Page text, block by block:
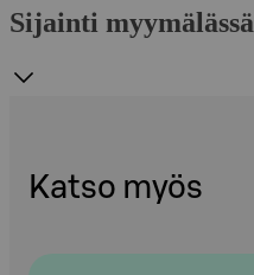
Sijainti myymälässä
Katso myös